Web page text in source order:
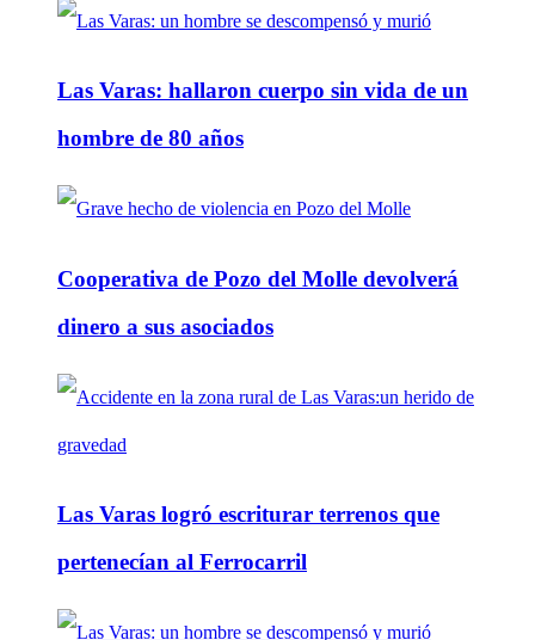
Las Varas: hallaron cuerpo sin vida de un
hombre de 80 años
Cooperativa de Pozo del Molle devolverá
dinero a sus asociados
Las Varas logró escriturar terrenos que
pertenecían al Ferrocarril